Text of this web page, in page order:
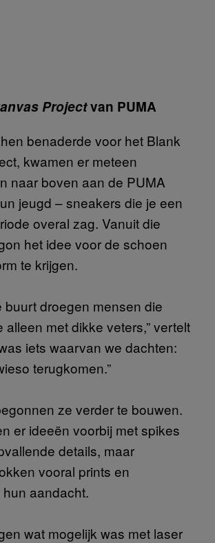
Projectvan PUMA
benaderde voor het Blank
kwamen er meteen
naar boven aan de PUMA
jeugd – sneakers die je een
overal zag. Vanuit die
het idee voor de schoen
te krijgen.
buurt droegen mensen die
alleen met dikke veters,” vertelt
iets waarvan we dachten:
terugkomen.”
ze verder te bouwen.
er ideeën voorbij met spikes
details, maar
vooral prints en
aandacht.
wat mogelijk was met laser